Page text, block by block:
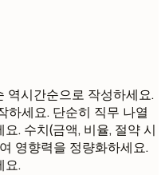
역시간순으로 작성하세요.
하세요. 단순히 직무 나열
. 수치(금액, 비율, 절약 시
영향력을 정량화하세요.
요.